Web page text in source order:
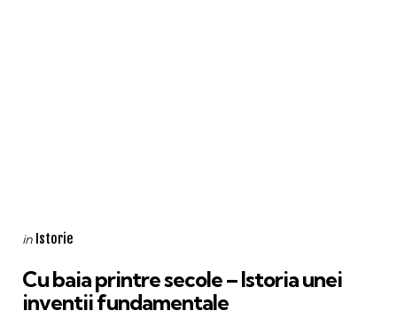
Categories
Posted
in Istorie
Cu baia printre secole – Istoria unei
inventii fundamentale